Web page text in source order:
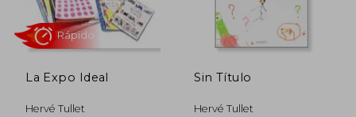
La Expo Ideal
Hervé Tullet
Sin Título
Hervé Tullet